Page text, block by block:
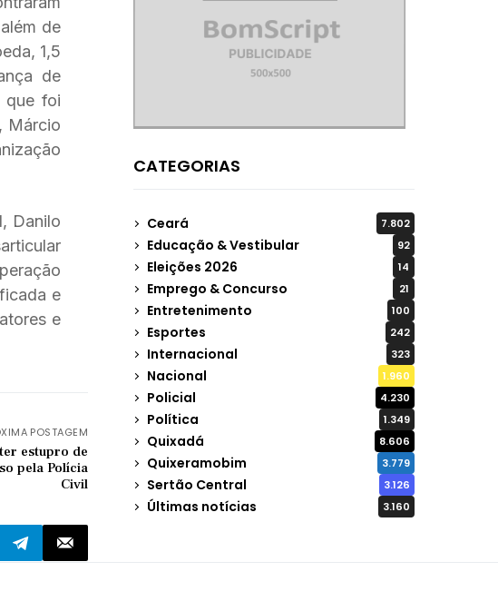
de
1,5
de
que foi
Márcio
Danilo
e
e
POSTAGEM
estupro de
pela Polícia
Civil
CATEGORIAS
Ceará 7.802
Educação & Vestibular 92
Eleições 2026 14
Emprego & Concurso 21
Entretenimento 100
Esportes 242
Internacional 323
Nacional 1.960
Policial 4.230
Política 1.349
Quixadá 8.606
Quixeramobim 3.779
Sertão Central 3.126
Últimas notícias 3.160